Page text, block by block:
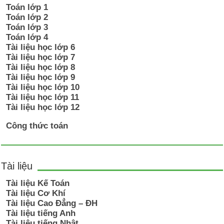
Toán lớp 1
Toán lớp 2
Toán lớp 3
Toán lớp 4
Tài liệu học lớp 6
Tài liệu học lớp 7
Tài liệu học lớp 8
Tài liệu học lớp 9
Tài liệu học lớp 10
Tài liệu học lớp 11
Tài liệu học lớp 12
Công thức toán
Tài liệu
Tài liệu Kế Toán
Tài liệu Cơ Khí
Tài liệu Cao Đẳng – ĐH
Tài liệu tiếng Anh